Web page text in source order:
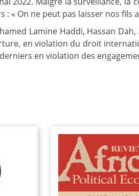
: « On ne peut pas laisser nos fils
Lamine Haddi, Hassan
en violation du droit
en violation des